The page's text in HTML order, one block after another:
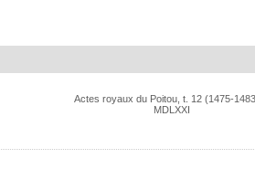
Actes royaux du Poitou, t. 12 (1475-
MDLXXI